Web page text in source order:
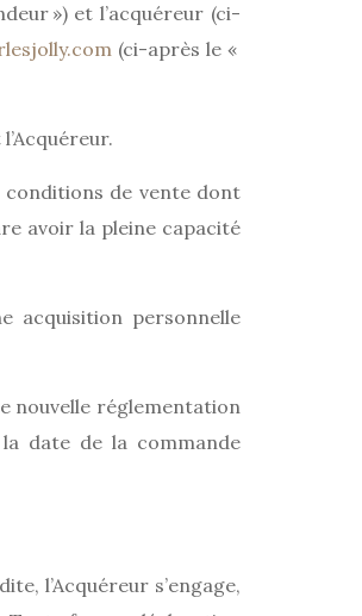
») et l’acquéreur (ci-
(ci-après le «
conditions de vente dont
avoir la pleine capacité
acquisition personnelle
nouvelle réglementation
date de la commande
l’Acquéreur s’engage,